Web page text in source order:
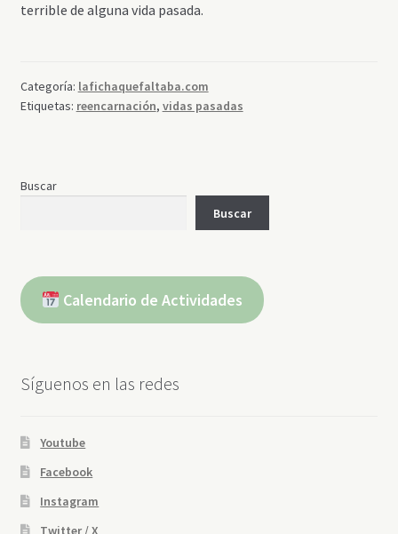
terrible de alguna vida pasada.
Categoría: lafichaquefaltaba.com
Etiquetas: reencarnación, vidas pasadas
Buscar
Buscar
Calendario de Actividades
Síguenos en las redes
Youtube
Facebook
Instagram
Twitter / X